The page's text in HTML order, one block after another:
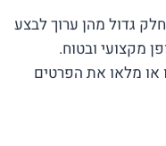
גדול מהן ערוך לבצע
מקצועי ובטוח.
או מלאו את הפרטים